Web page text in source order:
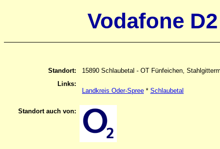
Vodafone
Standort:
15890 Schlaubetal - OT Fünfeichen,
Links:
Landkreis Oder-Spree * Schlaubetal
Standort auch von: